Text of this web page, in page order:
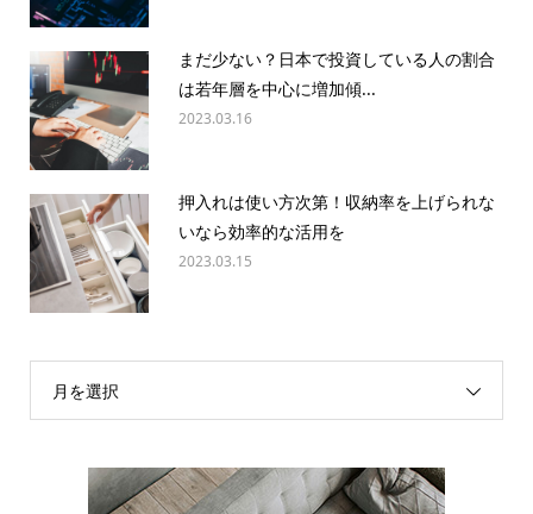
まだ少ない？日本で投資している人の割合
は若年層を中心に増加傾...
2023.03.16
押入れは使い方次第！収納率を上げられな
いなら効率的な活用を
2023.03.15
月を選択